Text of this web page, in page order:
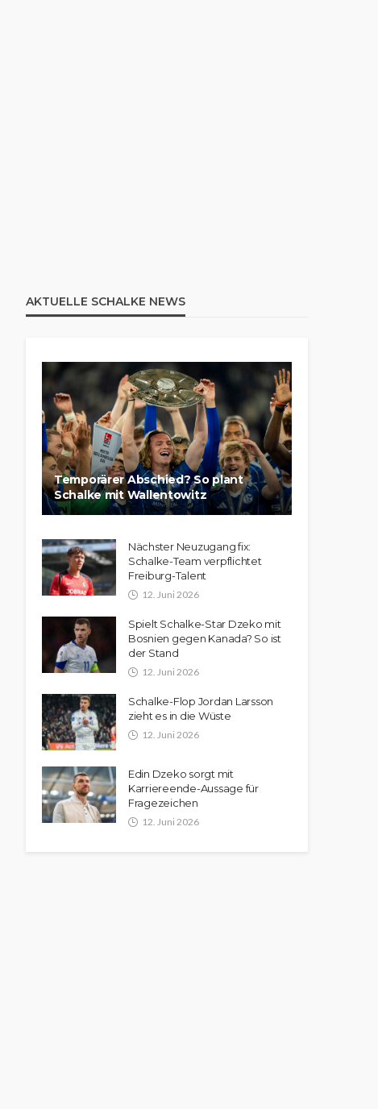
AKTUELLE SCHALKE NEWS
Temporärer Abschied? So plant
Schalke mit Wallentowitz
Nächster Neuzugang fix:
Schalke-Team verpflichtet
Freiburg-Talent
12. Juni 2026
Spielt Schalke-Star Dzeko mit
Bosnien gegen Kanada? So ist
der Stand
12. Juni 2026
Schalke-Flop Jordan Larsson
zieht es in die Wüste
12. Juni 2026
Edin Dzeko sorgt mit
Karriereende-Aussage für
Fragezeichen
12. Juni 2026